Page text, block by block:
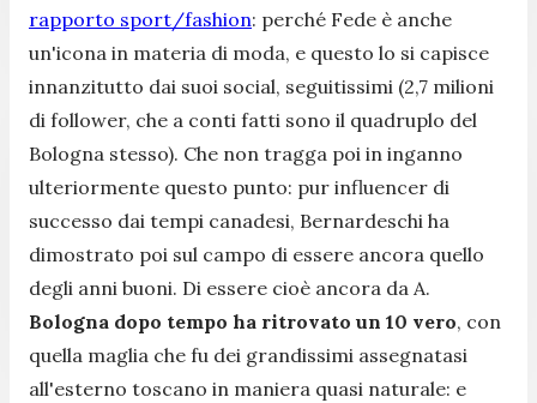
rapporto sport/fashion: perché Fede è anche
un'icona in materia di moda, e questo lo si capisce
innanzitutto dai suoi social, seguitissimi (2,7 milioni
di follower, che a conti fatti sono il quadruplo del
Bologna stesso). Che non tragga poi in inganno
ulteriormente questo punto: pur influencer di
successo dai tempi canadesi, Bernardeschi ha
dimostrato poi sul campo di essere ancora quello
degli anni buoni. Di essere cioè ancora da A.
Bologna dopo tempo ha ritrovato un 10 vero, con
quella maglia che fu dei grandissimi assegnatasi
all'esterno toscano in maniera quasi naturale: e